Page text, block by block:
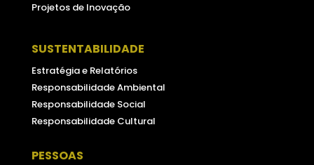
Projetos de Inovação
SUSTENTABILIDADE
Estratégia e Relatórios
Responsabilidade Ambiental
Responsabilidade Social
Responsabilidade Cultural
PESSOAS